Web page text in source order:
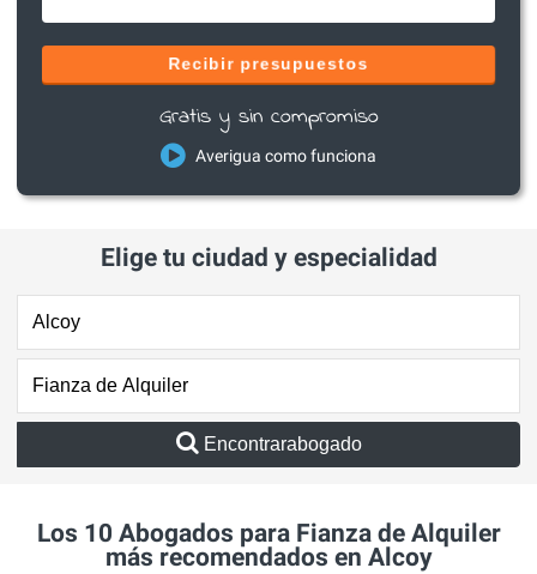
Recibir presupuestos
Gratis y sin compromiso
Averigua como funciona
Elige tu ciudad y especialidad
Encontrarabogado
Los 10 Abogados para Fianza de Alquiler
más recomendados en Alcoy